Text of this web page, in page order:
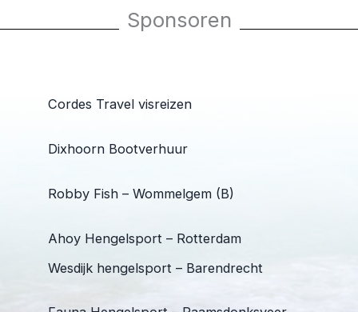
Sponsoren
Cordes Travel visreizen
Dixhoorn Bootverhuur
Robby Fish – Wommelgem (B)
Ahoy Hengelsport – Rotterdam
Wesdijk hengelsport – Barendrecht